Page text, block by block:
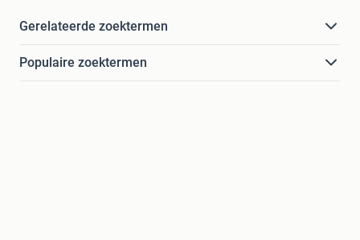
Gerelateerde zoektermen
Populaire zoektermen